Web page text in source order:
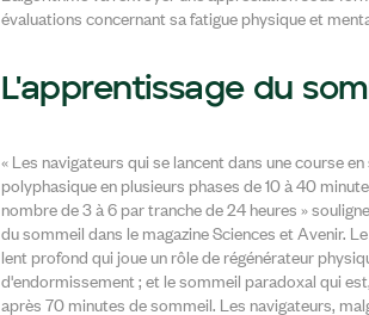
évaluations concernant sa fatigue physique et
L'apprentissage du
« Les navigateurs qui se lancent dans une course
polyphasique en plusieurs phases de 10 à 40
nombre de 3 à 6 par tranche de 24 heures »
du sommeil dans le magazine Sciences et Avenir.
lent profond qui joue un rôle de régénérateur
d'endormissement ; et le sommeil paradoxal qui
après 70 minutes de sommeil. Les navigateurs,